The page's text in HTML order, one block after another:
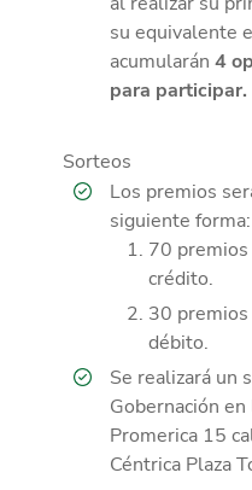
su equivalente
acumularán 4
para participar.
Sorteos
Los premios
siguiente forma:
70
crédito.
30
débito.
Se realizará un
Gobernación
Promerica 15
Céntrica Plaza